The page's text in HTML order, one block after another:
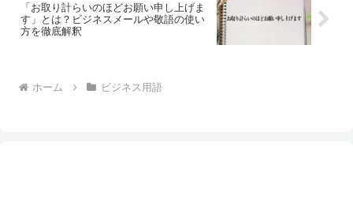
「お取り計らいのほどお願い申し上げま
す」とは？ビジネスメールや敬語の使い
方を徹底解釈
ホーム ビジネス用語